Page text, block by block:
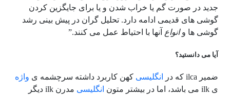
جدید در صورت گم یا خراب شدن و یا برای جایگزین کردن
گوشی های قدیمی ادامه دارد. تحلیل گران در پیش بینی رشد
گوشی ها وانواع آنها با احتیاط عمل می کنند.”
آیا می دانستید؟
ضمیر ilca که در انگلیسی کهن کاربرد داشته سرچشمه ی واژه
ی ilk می باشد، اما در بیشتر متون
انگلیسی
مدرن ilk دیگر